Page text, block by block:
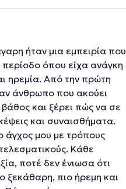
ήταν μια εμπειρία που
όπου είχα ανάγκη
ηρεμία. Από την πρώτη
άνθρωπο που ακούει
και ξέρει πώς να σε
και συναισθήματα.
άγχος μου με τρόπους
Κάθε
ποτέ δεν ένιωσα ότι
ξεκάθαρη, πιο ήρεμη και